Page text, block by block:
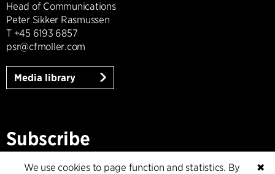
Head of Communications
Peter Sikker Rasmussen
T +45 6193 6857
psr@cfmoller.com
Media library
Subscribe
Subscribe to our newsletter and get
✖
We use cookies to page function and statistics. By